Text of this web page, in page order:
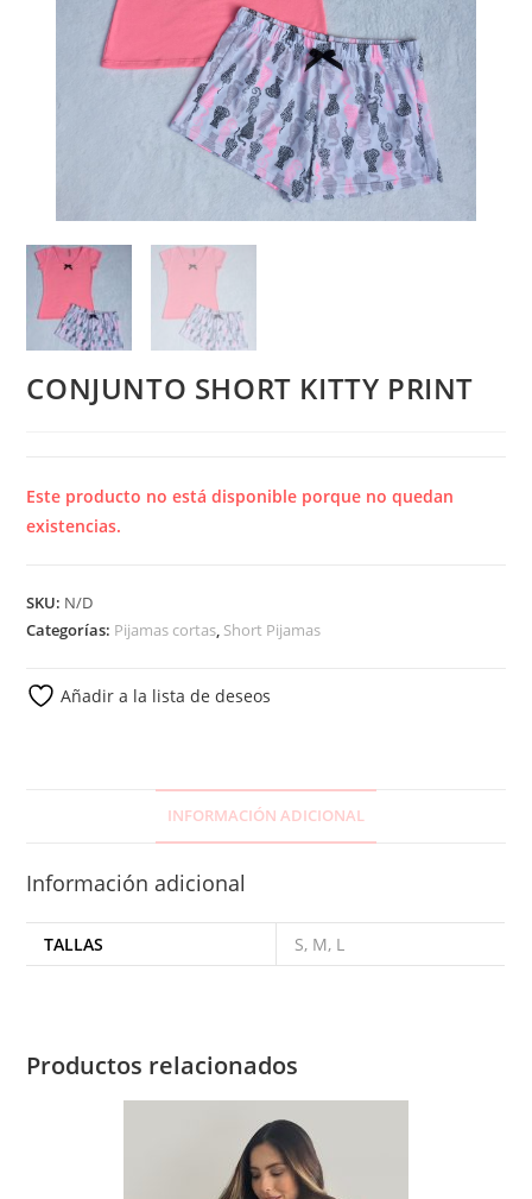
CONJUNTO SHORT KITTY PRINT
Este producto no está disponible porque no quedan
existencias.
SKU: N/D
Categorías: Pijamas cortas, Short Pijamas
Añadir a la lista de deseos
INFORMACIÓN ADICIONAL
Información adicional
TALLAS S, M, L
Productos relacionados